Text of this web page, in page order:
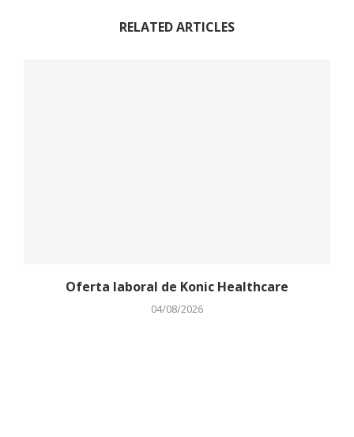
RELATED ARTICLES
Oferta laboral de Konic Healthcare
04/08/2026